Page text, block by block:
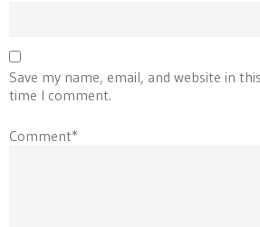
Save my name, email, and website in
time I comment.
Comment*